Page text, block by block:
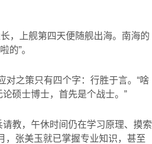
，上舰第四天便随舰出海。南海的
的”。
对之策只有四个字：行胜于言。“啥
硕士博士，首先是个战士。”
请教，午休时间仍在学习原理、摸索
，张美玉就已掌握专业知识，甚至